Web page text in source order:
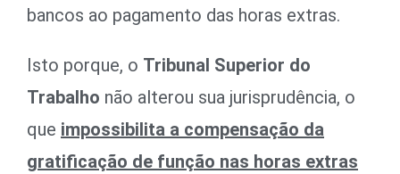
bancos ao pagamento das horas extras.
Isto porque, o Tribunal Superior do
Trabalho não alterou sua jurisprudência, o
que impossibilita a compensação da
gratificação de função nas horas extras